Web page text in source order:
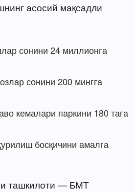
асосий мақсадли
сонини 24 миллионга
сонини 200 мингга
кемалари паркини 180 тага
босқичини амалга
ташкилоти — БМТ